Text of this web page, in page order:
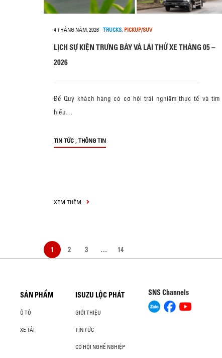
4 THÁNG NĂM, 2026- TRUCKS, PICKUP/SUV
LỊCH SỰ KIỆN TRƯNG BÀY VÀ LÁI THỬ XE THÁNG 05 –
2026
Để Quý khách hàng có cơ hội trải nghiệm thực tế và tìm
hiểu…
TIN TỨC , THÔNG TIN
XEM THÊM
1 2 3 … 14
SẢN PHẨM
Ô TÔ
XE TẢI
ISUZU LỘC PHÁT
GIỚI THIỆU
TIN TỨC
CƠ HỘI NGHỀ NGHIỆP
SNS Channels